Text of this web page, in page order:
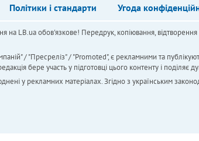
Політики і стандарти Угода
на LB.ua обов'язкове! Передрук, копіювання,
/ "Пресреліз" / "Promoted", є рекламними та
бере участь у підготовці цього контенту і поділяє
у рекламних матеріалах. Згідно з українським